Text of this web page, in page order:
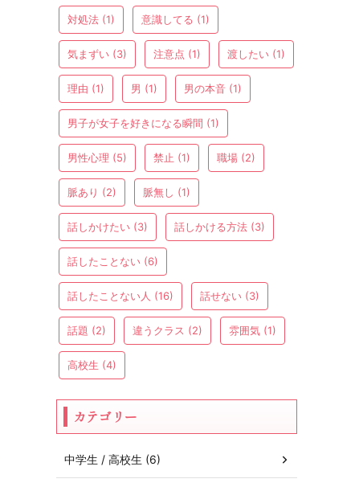
対処法 (1) 意識してる (1)
気まずい (3) 注意点 (1) 渡したい (1)
理由 (1) 男 (1) 男の本音 (1)
男子が女子を好きになる瞬間 (1)
男性心理 (5) 禁止 (1) 職場 (2)
脈あり (2) 脈無し (1)
話しかけたい (3) 話しかける方法 (3)
話したことない (6)
話したことない人 (16) 話せない (3)
話題 (2) 違うクラス (2) 雰囲気 (1)
高校生 (4)
カテゴリー
中学生 / 高校生 (6)